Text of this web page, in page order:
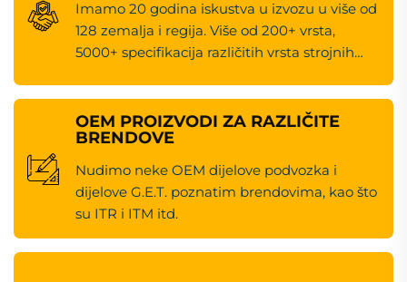
Imamo 20 godina iskustva u izvozu u više od
128 zemalja i regija. Više od 200+ vrsta,
5000+ specifikacija različitih vrsta strojnih
OEM PROIZVODI ZA RAZLIČITE
BRENDOVE
Nudimo neke OEM dijelove podvozka i
dijelove G.E.T. poznatim brendovima, kao što
su ITR i ITM itd.